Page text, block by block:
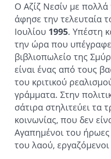
Ο Αζίζ Νεσίν με
άφησε την τελευταία
Ιουλίου 1995. Υπέστη
την ώρα που υπέγραφε
βιβλιοπωλείο της
είναι ένας από τους
του κριτικού
γράμματα. Στην
σάτιρα στηλιτεύει τα
κοινωνίας, που δεν
Αγαπημένοι του ήρωες
του λαού, εργαζόμενοι